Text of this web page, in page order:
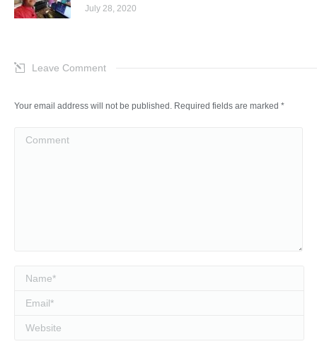
July 28, 2020
Leave Comment
Your email address will not be published. Required fields are marked *
Name *
Email *
Website